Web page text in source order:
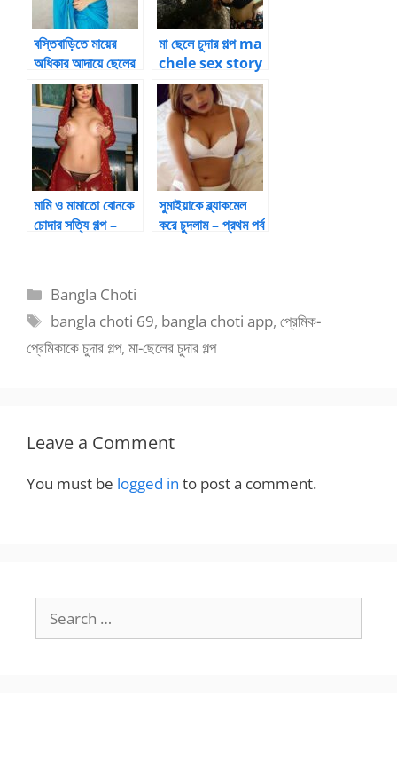
বস্তিবাড়িতে মায়ের
অধিকার আদায়ে ছেলের
সাথে মিলন [৯]
মা ছেলে চুদার গল্প ma
chele sex story
মামি ও মামাতো বোনকে
চোদার সত্যি গল্প –
সুমাইয়াকে ব্ল্যাকমেল
করে চুদলাম – প্রথম পর্ব
Categories
Bangla Choti
Tags
bangla choti 69, bangla choti app,প্রেমিক-
প্রেমিকাকে চুদার গল্প, মা-ছেলের চুদার গল্প
Leave a Comment
You must be logged in to post a comment.
for: